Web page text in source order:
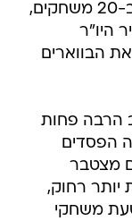
ב-13 מחזורים. "ביחד זה 17 נצחונות ב-20 משחקים,
היו"ר
הבווארים
הרבה פחות
הפסדים
מצטבר
קצת יותר רחוק,
משחקי